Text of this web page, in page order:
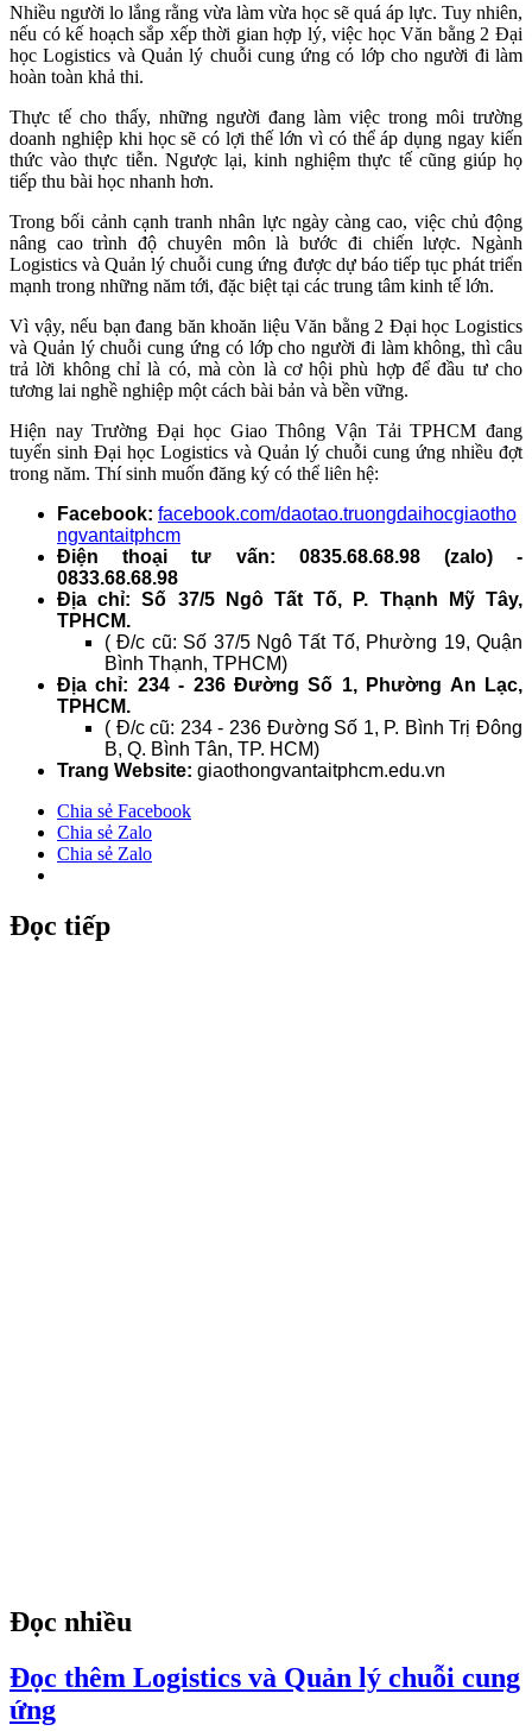
Nhiều người lo lắng rằng vừa làm vừa học sẽ quá áp lực. Tuy nhiên,
nếu có kế hoạch sắp xếp thời gian hợp lý, việc học Văn bằng 2 Đại
học Logistics và Quản lý chuỗi cung ứng có lớp cho người đi làm
hoàn toàn khả thi.
Thực tế cho thấy, những người đang làm việc trong môi trường
doanh nghiệp khi học sẽ có lợi thế lớn vì có thể áp dụng ngay kiến
thức vào thực tiễn. Ngược lại, kinh nghiệm thực tế cũng giúp họ
tiếp thu bài học nhanh hơn.
Trong bối cảnh cạnh tranh nhân lực ngày càng cao, việc chủ động
nâng cao trình độ chuyên môn là bước đi chiến lược. Ngành
Logistics và Quản lý chuỗi cung ứng được dự báo tiếp tục phát triển
mạnh trong những năm tới, đặc biệt tại các trung tâm kinh tế lớn.
Vì vậy, nếu bạn đang băn khoăn liệu Văn bằng 2 Đại học Logistics
và Quản lý chuỗi cung ứng có lớp cho người đi làm không, thì câu
trả lời không chỉ là có, mà còn là cơ hội phù hợp để đầu tư cho
tương lai nghề nghiệp một cách bài bản và bền vững.
Hiện nay Trường Đại học Giao Thông Vận Tải TPHCM đang
tuyển sinh Đại học Logistics và Quản lý chuỗi cung ứng nhiều đợt
trong năm. Thí sinh muốn đăng ký có thể liên hệ:
Facebook: facebook.com/daotao.truongdaihocgiaotho
ngvantaitphcm
Điện thoại tư vấn: 0835.68.68.98 (zalo) -
0833.68.68.98
Địa chỉ: Số 37/5 Ngô Tất Tố, P. Thạnh Mỹ Tây,
TPHCM.
( Đ/c cũ: Số 37/5 Ngô Tất Tố, Phường 19, Quận
Bình Thạnh, TPHCM)
Địa chỉ: 234 - 236 Đường Số 1, Phường An Lạc,
TPHCM.
( Đ/c cũ: 234 - 236 Đường Số 1, P. Bình Trị Đông
B, Q. Bình Tân, TP. HCM)
Trang Website: giaothongvantaitphcm.edu.vn
Chia sẻ Facebook
Chia sẻ Zalo
Chia sẻ Zalo
Đọc tiếp
Đọc nhiều
Đọc thêm Logistics và Quản lý chuỗi cung
ứng